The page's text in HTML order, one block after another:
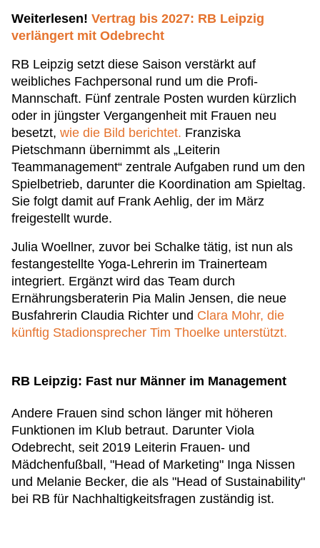
Weiterlesen! Vertrag bis 2027: RB Leipzig
verlängert mit Odebrecht
RB Leipzig setzt diese Saison verstärkt auf
weibliches Fachpersonal rund um die Profi-
Mannschaft. Fünf zentrale Posten wurden kürzlich
oder in jüngster Vergangenheit mit Frauen neu
besetzt, wie die Bild berichtet. Franziska
Pietschmann übernimmt als „Leiterin
Teammanagement“ zentrale Aufgaben rund um den
Spielbetrieb, darunter die Koordination am Spieltag.
Sie folgt damit auf Frank Aehlig, der im März
freigestellt wurde.
Julia Woellner, zuvor bei Schalke tätig, ist nun als
festangestellte Yoga-Lehrerin im Trainerteam
integriert. Ergänzt wird das Team durch
Ernährungsberaterin Pia Malin Jensen, die neue
Busfahrerin Claudia Richter und Clara Mohr, die
künftig Stadionsprecher Tim Thoelke unterstützt.
RB Leipzig: Fast nur Männer im Management
Andere Frauen sind schon länger mit höheren
Funktionen im Klub betraut. Darunter Viola
Odebrecht, seit 2019 Leiterin Frauen- und
Mädchenfußball, "Head of Marketing" Inga Nissen
und Melanie Becker, die als "Head of Sustainability"
bei RB für Nachhaltigkeitsfragen zuständig ist.